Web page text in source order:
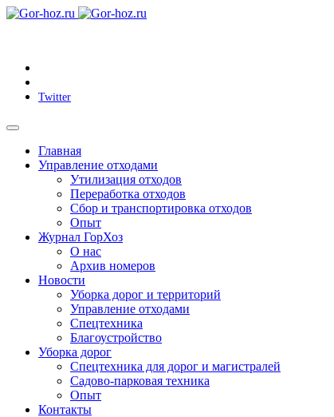
Twitter
Главная
Управление отходами
Утилизация отходов
Переработка отходов
Сбор и транспортировка отходов
Опыт
Журнал ГорХоз
О нас
Архив номеров
Новости
Уборка дорог и территорий
Управление отходами
Спецтехника
Благоустройство
Уборка дорог
Спецтехника для дорог и магистралей
Садово-парковая техника
Опыт
Контакты